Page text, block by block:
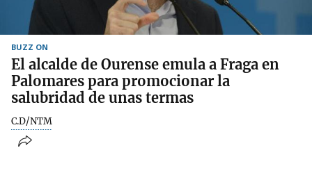
BUZZ ON
El alcalde de Ourense emula a Fraga en
Palomares para promocionar la
salubridad de unas termas
C.D/NTM